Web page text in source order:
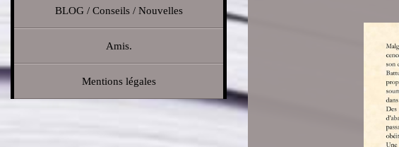
BLOG / Conseils / Nouvelles
Amis.
Mentions légales